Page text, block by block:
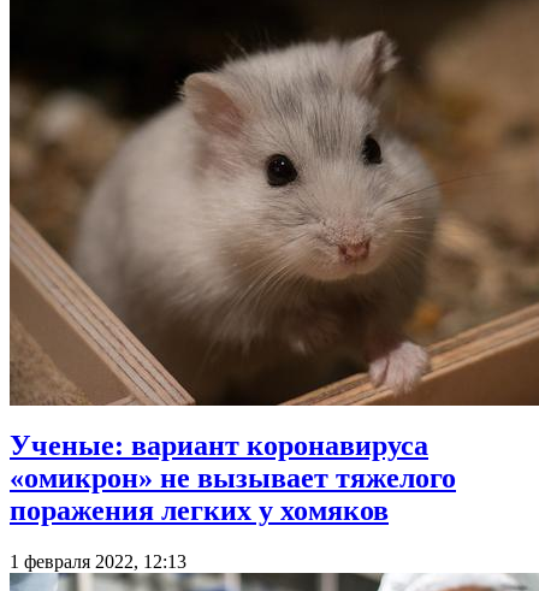
Ученые: вариант коронавируса
«омикрон» не вызывает тяжелого
поражения легких у хомяков
1 февраля 2022, 12:13